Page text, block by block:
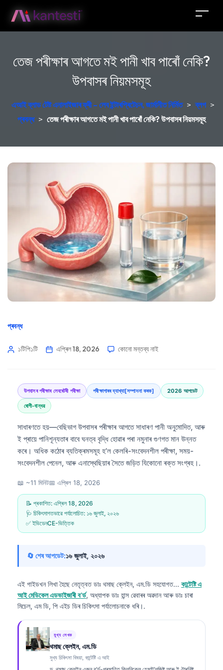
তেজ পৰীক্ষাৰ আগতে মই পানী খাব পাৰোঁ নেকি?
উপবাসৰ নিয়মসমূহ
এআই ব্লাড টেষ্ট এনালাইজাৰ ফ্ৰী – লেব ইন্টাৰপ্ৰিটেচন, জাৰ্মানীত নিৰ্মিত > ব্লগ >
প্ৰবন্ধ > তেজ পৰীক্ষাৰ আগতে মই পানী খাব পাৰোঁ নেকি? উপবাসৰ নিয়মসমূহ
প্ৰবন্ধ
১টিপি১টি এপ্ৰিল 18, 2026 কোনো মন্তব্য নাই
উপবাসৰ পৰীক্ষাৰ লেবৰেটৰী পৰীক্ষা পৰীক্ষাগাৰৰ ব্যাখ্যা[সম্পাদনা কৰক] 2026 আপডেট
ৰোগী-বান্ধৱ
সাধাৰণতে হয়—বেছিভাগ উপবাসৰ পৰীক্ষাৰ আগতে সাধাৰণ পানী অনুমোদিত, আৰু
ই প্ৰায়ে পানিশূন্যতাৰ বাবে ঘনত্ব বৃদ্ধি হোৱাৰ পৰা নমুনাৰ গুণগত মান উন্নত
কৰে। অধিক কঠোৰ ব্যতিক্ৰমসমূহ হ’ল কেলৰি-সংবেদনশীল পৰীক্ষা, সময়-
সংবেদনশীল পেনেল, আৰু এনাস্থেছিয়াৰ সৈতে জড়িত যিকোনো ৰক্ত সংগ্ৰহ।.
📖 ~11 মিনিট📅 এপ্ৰিল 18, 2026
📝 প্ৰকাশিত: এপ্ৰিল 18, 2026
🩺 চিকিৎসাগতভাৱে পৰ্যালোচিত: ১৬ জুলাই, ২০২৬
✅ ইভিডেনCE-ভিত্তিক
🔄 শেষ আপডেট:১৬ জুলাই, ২০২৬
এই গাইডখন লিখা হৈছে নেতৃত্বতডাঃ থমাছ ক্লেইন, এম.ডি সহযোগত... কান্টেষ্টি এ
আই মেডিকেল এডভাইজাৰী ব’ৰ্ড, অধ্যাপক ডাঃ হান্স ৱেবাৰৰ অৱদান আৰু ডাঃ চাৰা
মিচেল, এম ডি, পি এইচ ডিৰ চিকিৎসা পৰ্যালোচনাকে ধৰি।.
মুখ্য লেখক
থমাছ ক্লেইন, এম.ডি
মুখ্য চিকিৎসা বিষয়া, কান্টেষ্টি এ আই